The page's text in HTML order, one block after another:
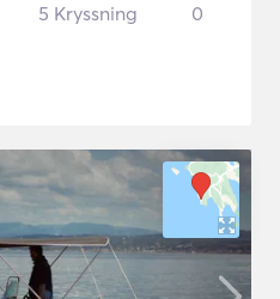
5 Kryssning 0